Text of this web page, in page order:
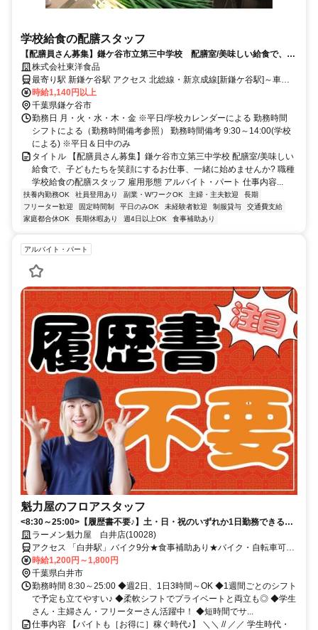
学校給食の配膳スタッフ
【配膳員さん募集】鎌ケ谷市立第三中学校 配膳室/美味しい給食で、子
どもたちを笑顔にするお仕事、一緒に始めませんか?
株式会社東洋食品
最寄り駅 新鎌ケ谷駅 アクセス 北総線・新京成線[新鎌ケ谷駅]～車で
15分 ※八幡神社近く
時給1,140円以上
千葉県鎌ケ谷市
勤務日 月・火・水・木・金 ※平日/学校カレンダーによる 勤務時間
シフトによる（勤務時間備考参照） 勤務時間備考 9:30～14:00(学校
による) ※平日＆日中のみ
タイトル 【配膳員さん募集】鎌ケ谷市立第三中学校 配膳室/美味しい
給食で、子どもたちを笑顔にするお仕事、一緒に始めませんか? 職種
学校給食の配膳スタッフ 雇用形態 アルバイト・パート 仕事内容...
扶養内勤務OK 社員登用あり 副業・WワークOK 主婦・主夫歓迎
長期
フリーター歓迎
固定時間制 平日のみOK 未経験者歓迎 制服貸与
交通費支給
家庭都合休OK
長期休暇あり 週4日以上OK 食事補助あり
アルバイト・パート
魁力屋のフロアスタッフ
<8:30～25:00>【履歴書不要♪】土・日・祝のいずれか1日勤務できる方
大歓迎！
ラーメン魁力屋 白井店(10028)
アクセス 「白井駅」バイク9分★食事補助あり★バイク・自転車可★
交通費規定支給★履歴書不要★週2日～OK
時給1,200円～1,800円
千葉県白井市
勤務時間 8:30～25:00 ◆週2日、1日3時間～OK ◆1週間ごとのシフト
で予定も立てやすい♪ ◆柔軟シフトでプライベートと両立も◎ ◆学生
さん・主婦さん・フリーターさん活躍中！ ◆短時間でサ...
仕事内容 【バイトも［お得に］稼ぐ時代♪】 ＼＼ // ／／ 学生時代・